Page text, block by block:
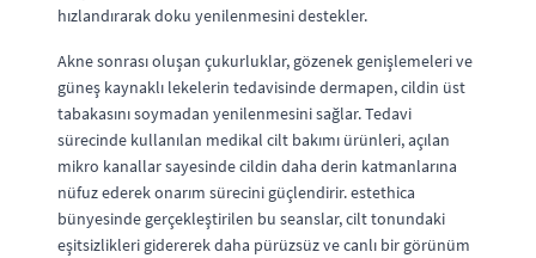
hızlandırarak doku yenilenmesini destekler.
Akne sonrası oluşan çukurluklar, gözenek genişlemeleri ve
güneş kaynaklı lekelerin tedavisinde dermapen, cildin üst
tabakasını soymadan yenilenmesini sağlar. Tedavi
sürecinde kullanılan medikal cilt bakımı ürünleri, açılan
mikro kanallar sayesinde cildin daha derin katmanlarına
nüfuz ederek onarım sürecini güçlendirir. estethica
bünyesinde gerçekleştirilen bu seanslar, cilt tonundaki
eşitsizlikleri gidererek daha pürüzsüz ve canlı bir görünüm